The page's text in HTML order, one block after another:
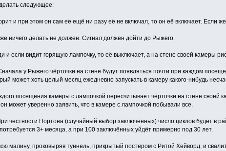
следующее:
и при этом он сам её ещё ни разу её не включал, то он её включает. Если
ничего делать не должен. Сигнал должен дойти до Рыжего.
и если видит горящую лампочку, то её выключает, а на стене своей камеры
у Рыжего чёрточки на стене будут появляться почти при каждом
может хоть целый месяц ежедневно запускать в камеру какого-нибудь
посещения камеры с лампочкой пересчитывает чёрточки на стене своей
может уверенно заявить, что в камере с лампочкой побывали все.
честности Нортона (случайный выбор заключённых) число циклов будет в
3+ месяца, а при 100 заключённых уйдёт примерно под 30 лет.
малину, проковыряв туннель, прикрытый постером с Ритой Хейворд, и